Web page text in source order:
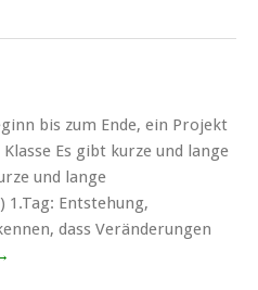
bis zum Ende, ein Projekt
Es gibt kurze und lange
und lange
1.Tag: Entstehung,
dass Veränderungen